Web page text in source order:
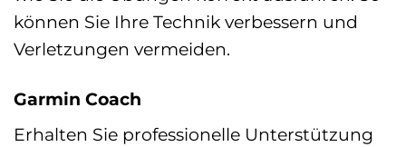
können Sie Ihre Technik verbessern und
Verletzungen vermeiden.
Garmin Coach
Erhalten Sie professionelle Unterstützung